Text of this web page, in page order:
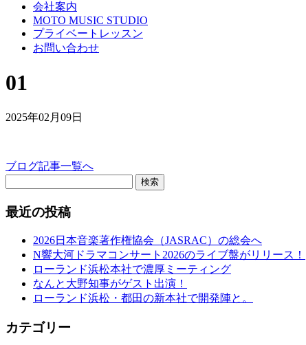
会社案内
MOTO MUSIC STUDIO
プライベートレッスン
お問い合わせ
01
2025年02月09日
ブログ記事一覧へ
検索
最近の投稿
2026日本音楽著作権協会（JASRAC）の総会へ
N響大河ドラマコンサート2026のライブ盤がリリース！
ローランド浜松本社で濃厚ミーティング
なんと大野知事がゲスト出演！
ローランド浜松・都田の新本社で開発陣と。
カテゴリー